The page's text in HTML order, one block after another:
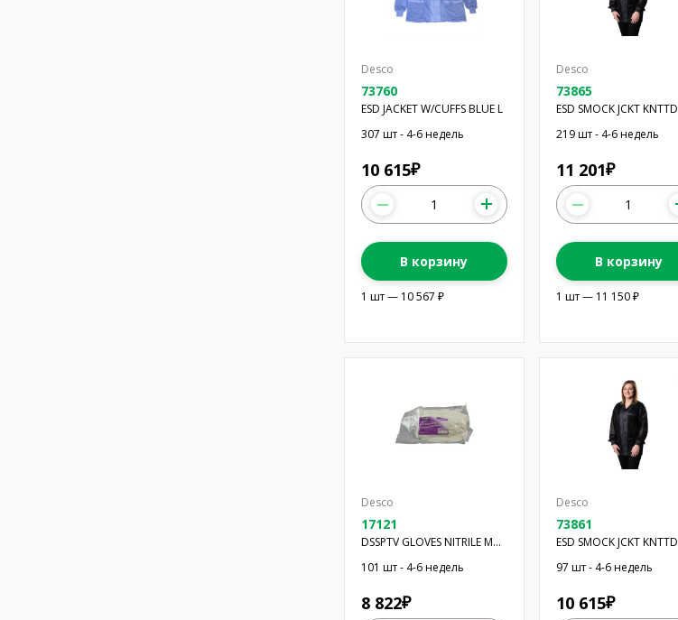
Desco
73760
ESD JACKET W/CUFFS BLUE L
307 шт - 4-6 недель
10 615₽
В корзину
1 шт — 10 567 ₽
Desco
73865
ESD SMOCK JCKT KNTTD
CFFS BK 2XL
219 шт - 4-6 недель
11 201₽
В корзину
1 шт — 11 150 ₽
Desco
17121
DSSPTV GLOVES NITRILE MD
100PC
101 шт - 4-6 недель
8 822₽
Desco
73861
ESD SMOCK JCKT KNTTD
CFFS BK SM
97 шт - 4-6 недель
10 615₽